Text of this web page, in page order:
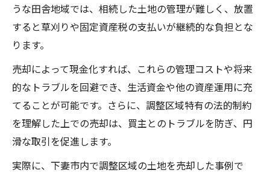
うな田舎地域では、相続した土地の管理が難しく、放置
すると草刈りや固定資産税の支払いが継続的な負担とな
ります。
売却によって現金化すれば、これらの管理コストや将来
的なトラブルを回避でき、生活資金や他の資産運用に充
てることが可能です。さらに、調整区域特有の法的制約
を理解した上での売却は、買主とのトラブルを防ぎ、円
滑な取引を促進します。
実際に、下妻市内で調整区域の土地を売却した事例で